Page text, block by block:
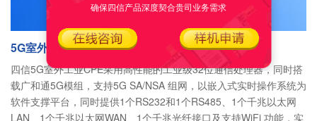
5G室外工业CPE
四信5G室外工业CPE采用高性能的工业级32位通信处理器，同时搭
载广和通5G模组，支持5G SA/NSA 组网，以嵌入式实时操作系统为
软件支撑平台，同时提供1个RS232和1个RS485、1个千兆以太网
LAN、1个千兆以太网WAN、1个千兆光纤接口及支持WiFi 功能，实
确保四信产品深度契合贵司业务需求